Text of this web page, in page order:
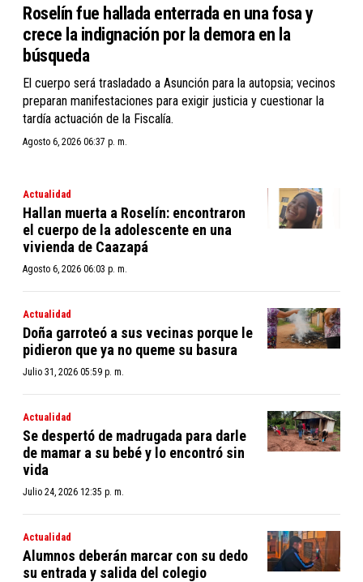
Roselín fue hallada enterrada en una fosa y
crece la indignación por la demora en la
búsqueda
El cuerpo será trasladado a Asunción para la autopsia; vecinos
preparan manifestaciones para exigir justicia y cuestionar la
tardía actuación de la Fiscalía.
Agosto 6, 2026 06:37 p. m.
Actualidad
Hallan muerta a Roselín: encontraron
el cuerpo de la adolescente en una
vivienda de Caazapá
Agosto 6, 2026 06:03 p. m.
Actualidad
Doña garroteó a sus vecinas porque le
pidieron que ya no queme su basura
Julio 31, 2026 05:59 p. m.
Actualidad
Se despertó de madrugada para darle
de mamar a su bebé y lo encontró sin
vida
Julio 24, 2026 12:35 p. m.
Actualidad
Alumnos deberán marcar con su dedo
su entrada y salida del colegio